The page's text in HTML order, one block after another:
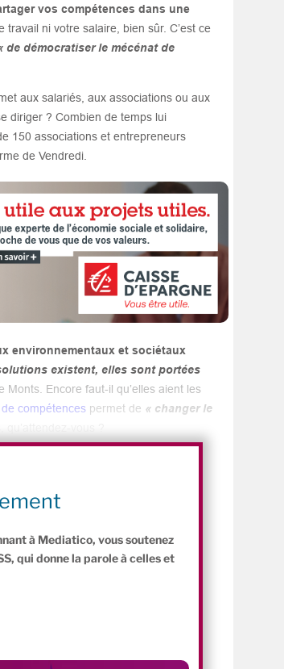
vos compétences dans une
travail ni votre salaire, bien sûr. C’est ce
de démocratiser le mécénat de
aux salariés, aux associations ou aux
diriger ? Combien de temps lui
150 associations et entrepreneurs
de Vendredi.
environnementaux et sociétaux
existent, elles sont portées
Monts. Encore faut-il qu’elles aient les
compétences permet de « changer le
à Mediatico, vous soutenez
qui donne la parole à celles et